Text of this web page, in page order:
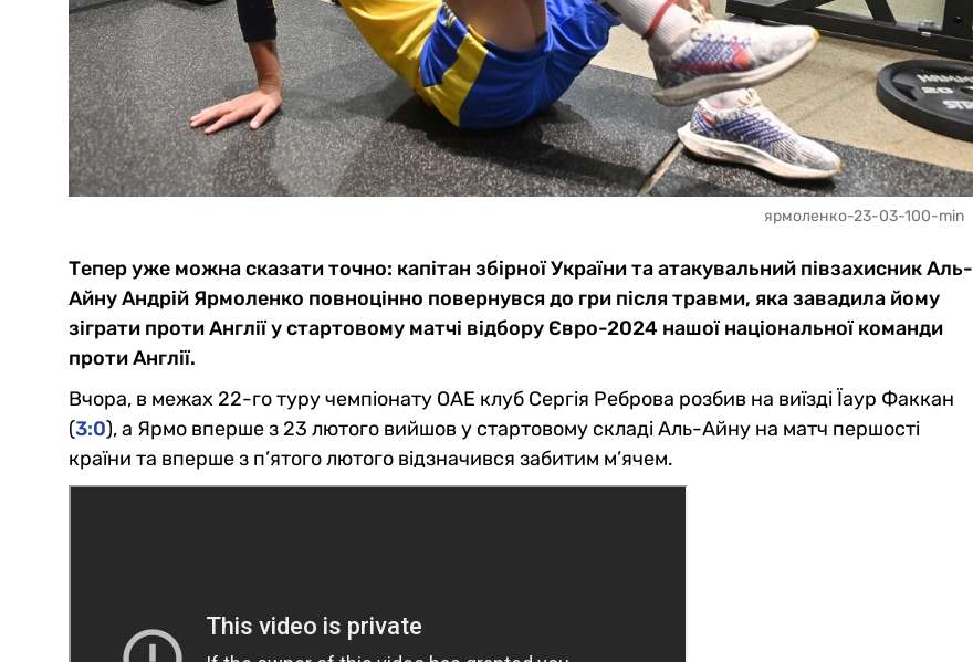
ярмоленко-23-03-100-min
Тепер уже можна сказати точно: капітан збірної України та атакувальний півзахисник Аль-
Айну Андрій Ярмоленко повноцінно повернувся до гри після травми, яка завадила йому
зіграти проти Англії у стартовому матчі відбору Євро-2024 нашої національної команди
проти Англії.
Вчора, в межах 22-го туру чемпіонату ОАЕ клуб Сергія Реброва розбив на виїзді Їаур Факкан
(3:0), а Ярмо вперше з 23 лютого вийшов у стартовому складі Аль-Айну на матч першості
країни та вперше з п’ятого лютого відзначився забитим м’ячем.